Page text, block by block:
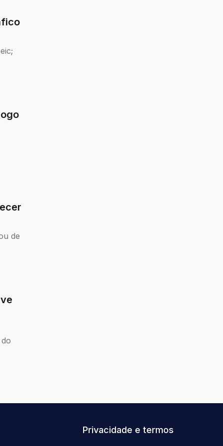
de
Privacidade e termos